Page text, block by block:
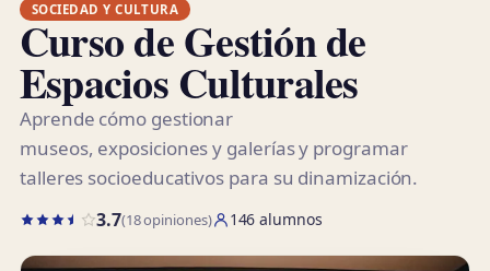
SOCIEDAD Y CULTURA
Curso de Gestión de
Espacios Culturales
Aprende cómo gestionar
museos, exposiciones y galerías y programar
talleres socioeducativos para su dinamización.
3.7(18 opiniones) 146 alumnos